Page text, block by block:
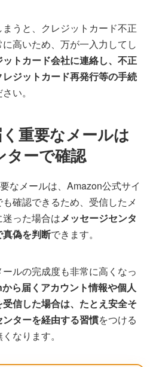
うと、クレジットカード不正
高いため、万が一入力してし
トカード会社に連絡し、不正
ジットカード再発行等の手続
い。
重要なメールは
ターで確認
なメールは、Amazon公式サイ
も確認できるため、受信したメ
った場合はメッセージセンタ
偽を判断できます。
ルの完成度も非常に高くなっ
ら届くアカウント情報や個人
信した場合は、たとえ安全そ
ターを経由する習慣をつける
なります。